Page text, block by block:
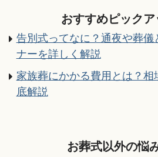
おすすめピック
告別式ってなに？通夜や葬儀
ナーを詳しく解説
家族葬にかかる費用とは？相
底解説
湯灌を行う意味や料金、やり
御膳料の書き方・渡し方・
家族葬の喪主挨拶｜すぐに
香典の金額相場、香典袋の
家族葬とはどんなお葬式？
枕経とは？依頼の仕方や流
通夜・葬儀での数珠の持ち
家族葬の服装マナーはこれ
喪主がすることはなに？ 葬
香典の金額相場、香典袋の
葬儀とはどんな意味がある
法事・法要で僧侶へ包むお
葬儀/告別式の流れ、準備手
家族葬の通夜、葬儀・告別
【訃報の連絡で使える文例
副葬品と棺に入れるもの・
家族葬はどこまでの範囲の
法事・法要・葬儀、お布施
通夜・葬儀、喪服でのハン
家族葬にかかる費用とは？
お葬式以外の悩